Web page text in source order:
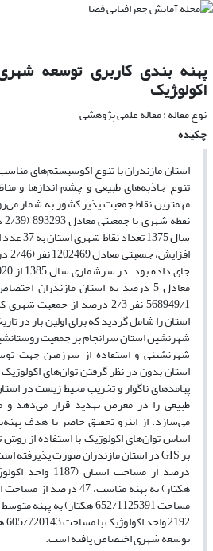
پهنه بندی کاربری توسعه
اکولو‍ژیک
نوع مقاله : مقاله علمی پژوهشی
چکیده
استان مازندران با تنوع اکوسیستم‌های
تنوع جاذبه‌های طبیعی و چشم اندازها و
معادل 5 درصد به استان مازندران
استان را شامل گردید که برای اولین بار در
شهرنشین استان سرانجام بر جمعیت
شهرنشینی و استفاده از سرزمین جهت
استان بدون در نظر گرفتن توان‌های
پیامدهای ناگوار و تخریب محیط زیست در
طبیعی را در معرض تهدید قرار می‌دهد و
می‌سازد. از اینرو تحقیق حاضر با هدف
اساس توان‌های اکولوژیک با استفاده از
توسعه شهری اختصاص یافته است.